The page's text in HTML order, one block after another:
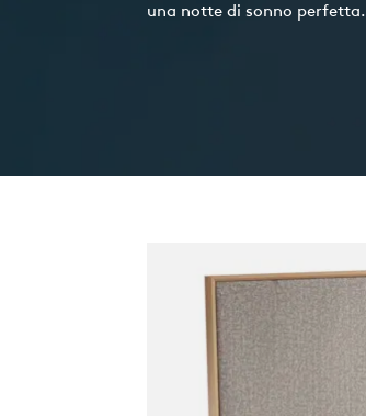
una notte di sonno perfetta.